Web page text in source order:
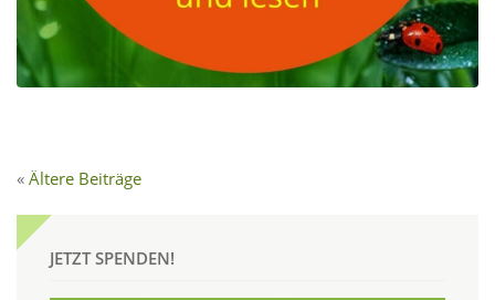
Ältere Beiträge
JETZT SPENDEN!